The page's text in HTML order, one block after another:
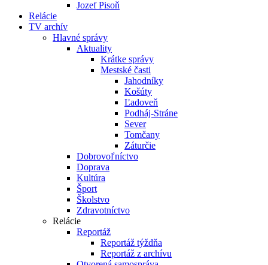
Jozef Pisoň
Relácie
TV archív
Hlavné správy
Aktuality
Krátke správy
Mestské časti
Jahodníky
Košúty
Ľadoveň
Podháj-Stráne
Sever
Tomčany
Záturčie
Dobrovoľníctvo
Doprava
Kultúra
Šport
Školstvo
Zdravotníctvo
Relácie
Reportáž
Reportáž týždňa
Reportáž z archívu